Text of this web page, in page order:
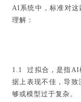
AI系统中，标准对这
理解：
1.1 过拟合，是指AI
据上表现不佳，导致
够或模型过于复杂。